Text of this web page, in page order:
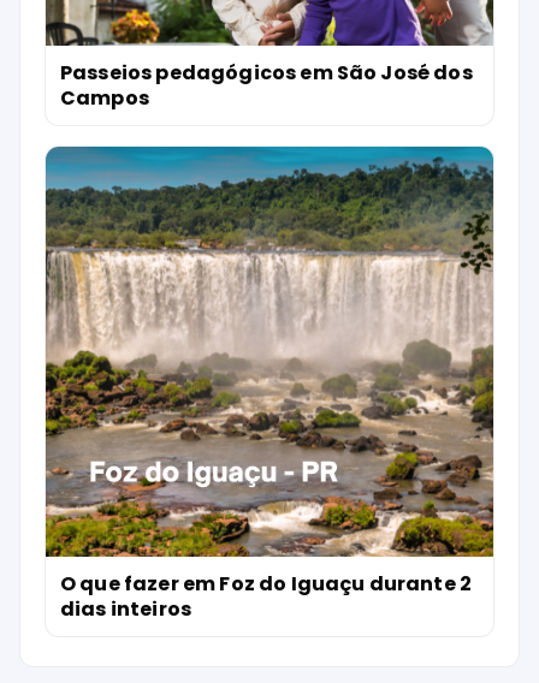
Passeios pedagógicos em São José dos
Campos
O que fazer em Foz do Iguaçu durante 2
dias inteiros